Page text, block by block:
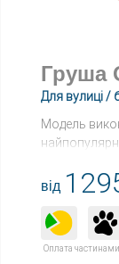
Груша
Для вулиці /
Модель
- Широкий та
- Flex -
згинів та
від
Оплата частинами